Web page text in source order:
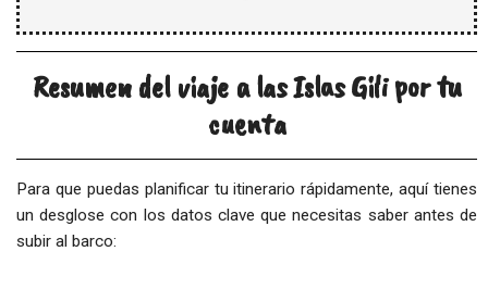
Resumen del viaje a las Islas Gili por tu
cuenta
Para que puedas planificar tu itinerario rápidamente, aquí tienes
un desglose con los datos clave que necesitas saber antes de
subir al barco: